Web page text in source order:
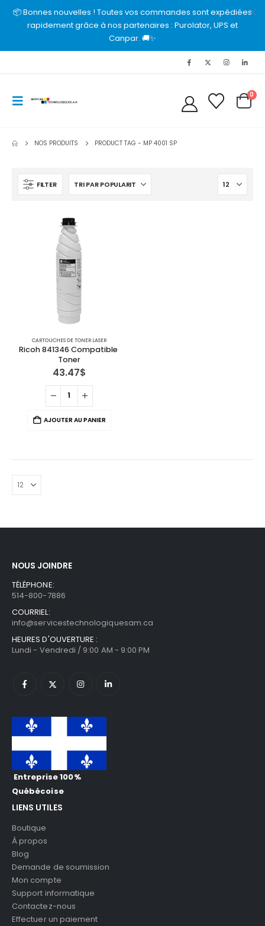
📦 Bonnes nouvelles ! Toutes vos commandes sont expédiées
rapidement grâce à nos partenaires : Purolator, UPS et
Canpar. 🚚✨
0
NOS PRODUITS PRODUCT TAG - MP 4001 SP
FILTER
CARTOUCHES DE TONER LASER
Ricoh 841346 Compatible
Toner
43.47$
AJOUTER AU PANIER
NOUS JOINDRE
TÉLÉPHONE:
514-800-7886
COURRIEL:
info@servicestechnologiquesam.ca
HEURES D'OUVERTURE :
Lundi - Vendredi / 9:00 AM - 9:00 PM
Entreprise 100%
Québécoise
LIENS UTILES
Boutique
À propos
Blog
Demande de soumission
Mon compte
Support informatique
Contactez-nous
Effectuer un paiement